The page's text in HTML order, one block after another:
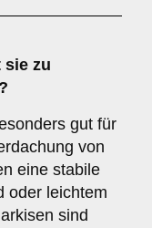
sie zu
gut für
von
eine stabile
oder leichtem
sind